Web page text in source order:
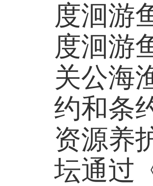
度洄游
度洄游
关公海
约和条
资源养
坛通过